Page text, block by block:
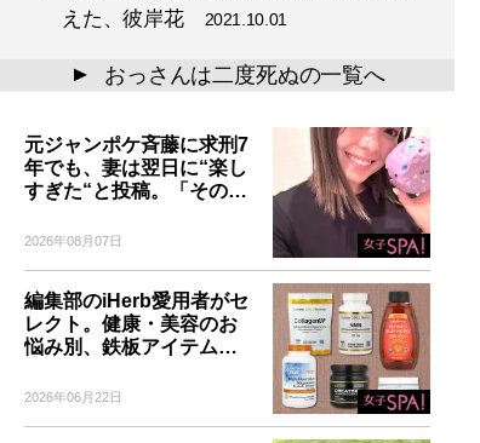
えた、彼岸花
2021.10.01
▲ おっさんは二度死ぬの一覧へ
元ジャンポケ斉藤に求刑7
年でも、妻は翌日に“楽し
すぎた“と投稿。「その…
2026年08月07日
編集部のiHerb愛用者がセ
レクト。健康・美容のお
悩み別、鉄板アイテム…
2026年06月22日